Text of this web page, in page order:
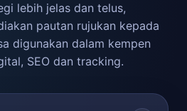
lebih jelas dan telus,
pautan rujukan kepada
digunakan dalam kempen
SEO dan tracking.